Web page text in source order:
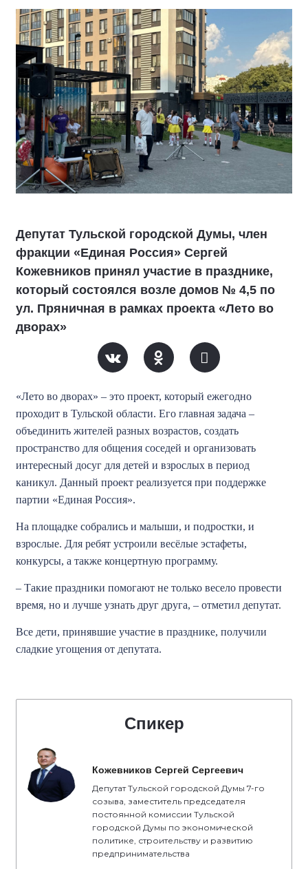
Депутат Тульской городской Думы, член
фракции «Единая Россия» Сергей
Кожевников принял участие в празднике,
который состоялся возле домов № 4,5 по
ул. Пряничная в рамках проекта «Лето во
дворах»
«Лето во дворах» – это проект, который ежегодно
проходит в Тульской области. Его главная задача –
объединить жителей разных возрастов, создать
пространство для общения соседей и организовать
интересный досуг для детей и взрослых в период
каникул. Данный проект реализуется при поддержке
партии «Единая Россия».
На площадке собрались и малыши, и подростки, и
взрослые. Для ребят устроили весёлые эстафеты,
конкурсы, а также концертную программу.
– Такие праздники помогают не только весело провести
время, но и лучше узнать друг друга, – отметил депутат.
Все дети, принявшие участие в празднике, получили
сладкие угощения от депутата.
Спикер
Кожевников Сергей Сергеевич
Депутат Тульской городской Думы 7-го
созыва, заместитель председателя
постоянной комиссии Тульской
городской Думы по экономической
политике, строительству и развитию
предпринимательства